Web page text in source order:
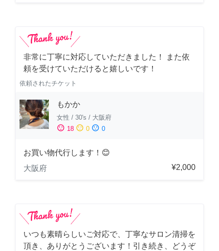
非常に丁寧に対応していただきました！ また依
頼を受けていただけると嬉しいです！
依頼されたチケット
もかか
女性 / 30's / 大阪府
sentiment_satisfied 18 sentiment_neutral 0 sentiment_dissatisfied 0
お買い物代行します！😊
大阪府
¥2,000
いつも素晴らしいご対応で、丁寧なサロン清掃を
頂き、ありがとうございます！引き続き、どうぞ